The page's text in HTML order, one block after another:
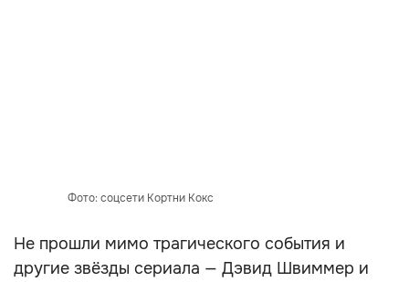
Фото: соцсети Кортни Кокс
Не прошли мимо трагического события и
другие звёзды сериала — Дэвид Швиммер и